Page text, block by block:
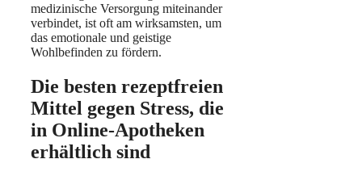
medizinische Versorgung miteinander
verbindet, ist oft am wirksamsten, um
das emotionale und geistige
Wohlbefinden zu fördern.
Die besten rezeptfreien
Mittel gegen Stress, die
in Online-Apotheken
erhältlich sind